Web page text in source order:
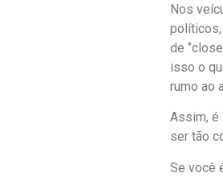
Nos
políticos,
de
isso o
rumo ao
Assim, é
ser tão
Se você